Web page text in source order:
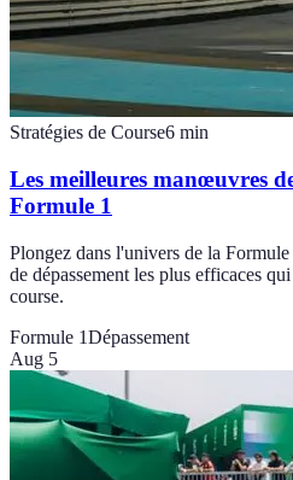
Stratégies de Course6 min
Les meilleures manœuvres
Formule 1
Plongez dans l'univers de la
de dépassement les plus efficaces
course.
Formule 1Dépassement
Aug 5